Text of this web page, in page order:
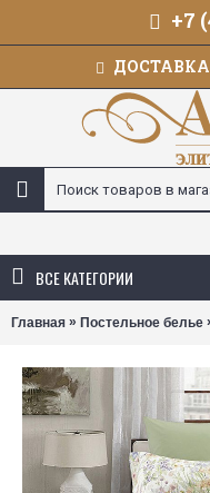
+7
ВСЕ КАТЕГОРИИ
Главная » Постельное белье